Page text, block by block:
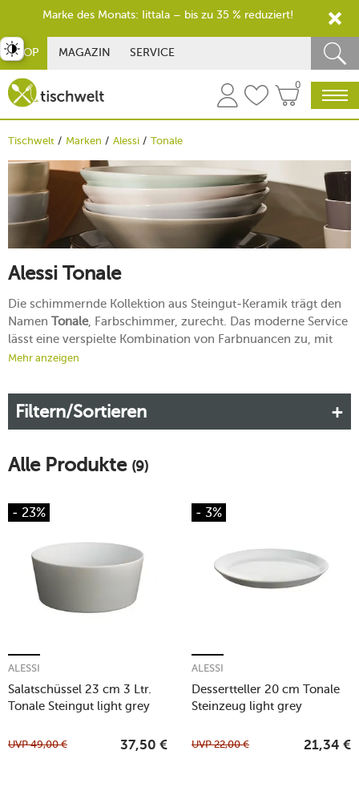
SHOP MAGAZIN SERVICE
0
Tischwelt Marken Alessi Tonale
Alessi Tonale
Die schimmernde Kollektion aus Steingut-Keramik trägt den
Namen Tonale, Farbschimmer, zurecht. Das moderne Service
lässt eine verspielte Kombination von Farbnuancen zu, mit
der Sie ein einzigartiges Kunstwerk auf Ihrer Tafel erschaffen.
ein modernes Ambiente ein und strahlt Harmonie aus. Das
Service ist vielseitig einsetzbar und dank der hohen Qualität
für seine Langlebigkeit und Alltagstauglichkeit bekannt.
Mehr anzeigen
Filtern/Sortieren
Alle Produkte (9)
- 23%
Salatschüssel 23 cm 3 Ltr.
Tonale Steingut light grey
ALESSI
UVP49,00 € 37,50 €
- 3%
Dessertteller 20 cm Tonale
Steinzeug light grey
ALESSI
UVP22,00 € 21,34 €
umschalten
Marke des Monats: Iittala – bis zu 35 % reduziert!